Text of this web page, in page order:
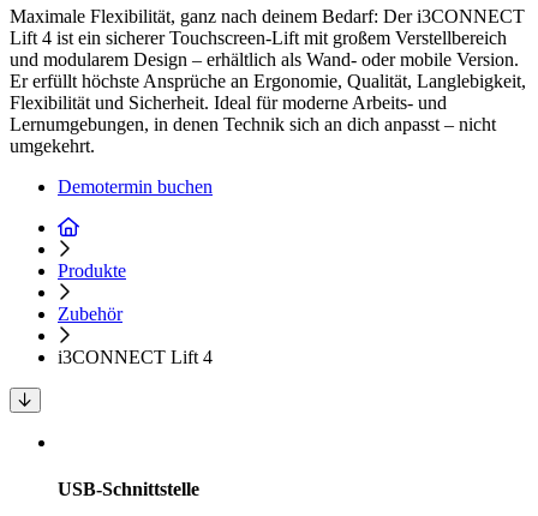
Maximale Flexibilität, ganz nach deinem Bedarf: Der i3CONNECT
Lift 4 ist ein sicherer Touchscreen-Lift mit großem Verstellbereich
und modularem Design – erhältlich als Wand- oder mobile Version.
Er erfüllt höchste Ansprüche an Ergonomie, Qualität, Langlebigkeit,
Flexibilität und Sicherheit. Ideal für moderne Arbeits- und
Lernumgebungen, in denen Technik sich an dich anpasst – nicht
umgekehrt.
Demotermin buchen
Produkte
Zubehör
i3CONNECT Lift 4
USB-Schnittstelle